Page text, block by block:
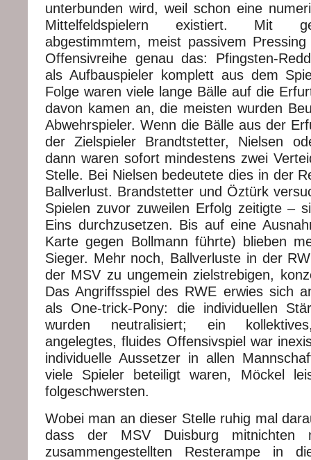
unterbunden wird, weil schon eine
Mittelfeldspielern existiert. Mit
abgestimmtem, meist passivem
Offensivreihe genau das: Pfingsten-
als Aufbauspieler komplett aus dem
Folge waren viele lange Bälle auf die
davon kamen an, die meisten wurden
Abwehrspieler. Wenn die Bälle aus der
der Zielspieler Brandtstetter, Nielsen
dann waren sofort mindestens zwei
Stelle. Bei Nielsen bedeutete dies in der
Ballverlust. Brandstetter und Öztürk
Spielen zuvor zuweilen Erfolg zeitigte –
Eins durchzusetzen. Bis auf eine
Karte gegen Bollmann führte) blieben
Sieger. Mehr noch, Ballverluste in der
der MSV zu ungemein zielstrebigen,
Das Angriffsspiel des RWE erwies sich
als One-trick-Pony: die individuellen
wurden neutralisiert; ein
angelegtes, fluides Offensivspiel war
individuelle Aussetzer in allen
viele Spieler beteiligt waren, Möckel
folgeschwersten.
Wobei man an dieser Stelle ruhig mal
dass der MSV Duisburg mitnichten
zusammengestellten Resterampe in